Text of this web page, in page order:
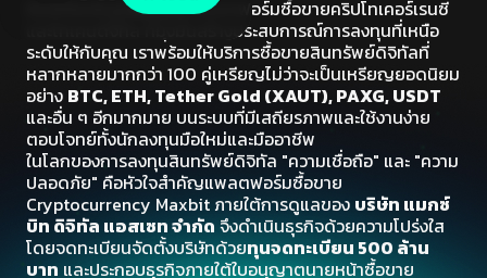
ยินดีต้อนรับสู่Maxbitแพลตฟอร์มซื้อขายคริปโทเคอร์เรนซี
และโทเคนดิจิทัล ที่มุ่งมั่นสร้างประสบการณ์การลงทุนที่เหนือ
ระดับให้กับคุณ เราพร้อมให้บริการซื้อขายสินทรัพย์ดิจิทัลที่
หลากหลายมากกว่า 100 คู่เหรียญไม่ว่าจะเป็นเหรียญยอดนิยม
อย่าง BTC, ETH, Tether Gold (XAUT), PAXG, USDT
และอื่น ๆ อีกมากมาย บนระบบที่มีเสถียรภาพและใช้งานง่าย
ตอบโจทย์ทั้งนักลงทุนมือใหม่และมืออาชีพ
ในโลกของการลงทุนสินทรัพย์ดิจิทัล "ความเชื่อถือ" และ "ความ
ปลอดภัย" คือหัวใจสำคัญแพลตฟอร์มซื้อขาย
Cryptocurrency Maxbit ภายใต้การดูแลของ บริษัท แมกซ์
บิท ดิจิทัล แอสเซท จำกัด จึงดำเนินธุรกิจด้วยความโปร่งใส
โดยจดทะเบียนจัดตั้งบริษัทด้วยทุนจดทะเบียน 500 ล้าน
บาท และประกอบธุรกิจภายใต้ใบอนุญาตนายหน้าซื้อขาย